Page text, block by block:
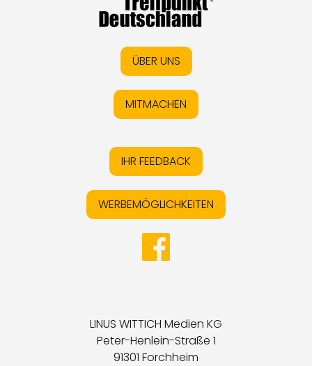
ÜBER UNS
MITMACHEN
IHR FEEDBACK
WERBEMÖGLICHKEITEN
LINUS WITTICH Medien KG
Peter-Henlein-Straße 1
91301 Forchheim